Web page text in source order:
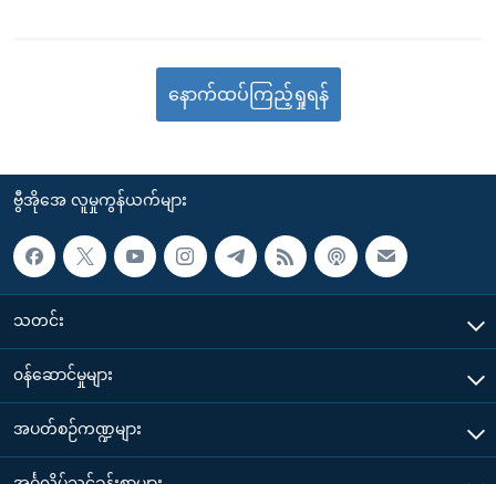
နောက်ထပ်ကြည့်ရှုရန်
ဗွီအိုအေ လူမှုကွန်ယက်များ
သတင်း
၀န်ဆောင်မှုများ
အပတ်စဉ်ကဏ္ဍများ